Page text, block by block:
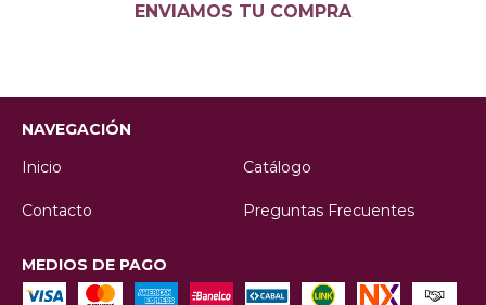
ENVIAMOS TU COMPRA
NAVEGACIÓN
Inicio
Catálogo
Contacto Preguntas Frecuentes
MEDIOS DE PAGO